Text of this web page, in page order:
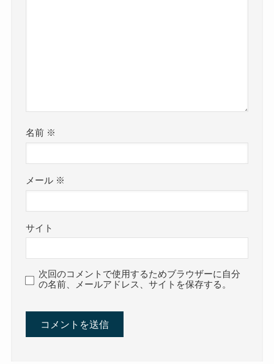
名前 ※
メール ※
サイト
次回のコメントで使用するためブラウザーに自分
の名前、メールアドレス、サイトを保存する。